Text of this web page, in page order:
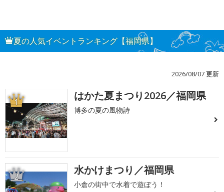
夏の人気イベントランキング【福岡県】
2026/08/07 更新
1 はかた夏まつり2026／福岡県
博多の夏の風物詩
2 水かけまつり／福岡県
小倉の街中で水着で遊ぼう！